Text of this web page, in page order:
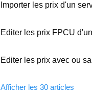
Importer les prix d'un
Editer les prix FPCU
Editer les prix avec ou
Afficher les 30 articles